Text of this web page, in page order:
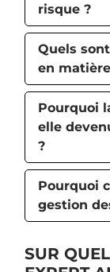
risque ?
Quels
en
Pourquoi
elle
?
Pourquoi
gestion
SUR